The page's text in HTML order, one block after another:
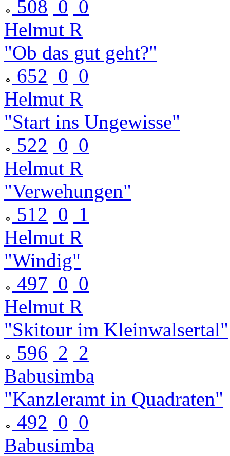
508 0 0
Helmut R
"Ob das gut geht?"
652 0 0
Helmut R
"Start ins Ungewisse"
522 0 0
Helmut R
"Verwehungen"
512 0 1
Helmut R
"Windig"
497 0 0
Helmut R
"Skitour im Kleinwalsertal"
596 2 2
Babusimba
"Kanzleramt in Quadraten"
492 0 0
Babusimba